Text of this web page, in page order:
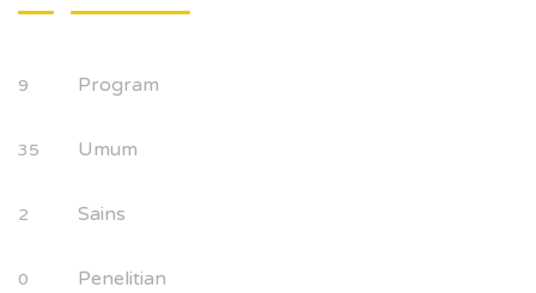
9 Program
35 Umum
2 Sains
0 Penelitian